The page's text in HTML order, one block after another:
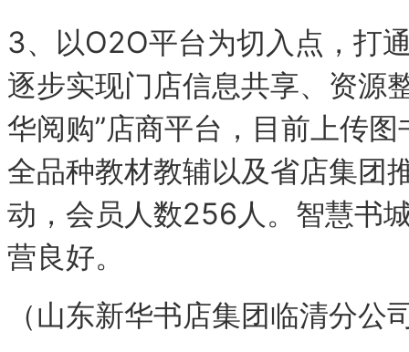
3、以O2O平台为切入点，打
逐步实现门店信息共享、资源
华阅购”店商平台，目前上传
全品种教材教辅以及省店集团
动，会员人数256人。智慧书
营良好。
（山东新华书店集团临清分公